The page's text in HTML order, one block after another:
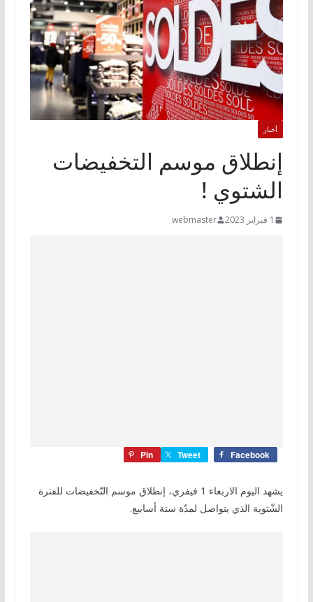
أخبار
إنطلاق موسم التخفيضات
الشتوي !
1 فبراير 2023 webmaster
Facebook
Tweet
Pin
يشهد اليوم الاربعاء 1 فيفري، إنطلاق موسم التّخفيضات للفترة
الشّتوية الذي يتواصل لمدّة ستة أسابيع.